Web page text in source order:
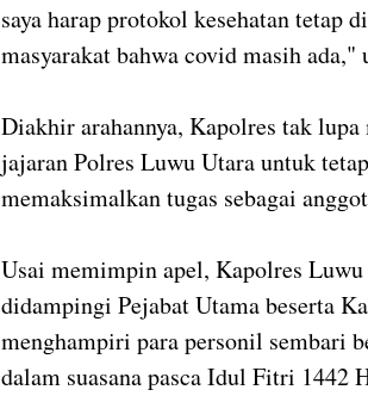
saya harap protokol kesehatan tetap
masyarakat bahwa covid masih ada,"
Diakhir arahannya, Kapolres tak
jajaran Polres Luwu Utara untuk
memaksimalkan tugas sebagai
Usai memimpin apel, Kapolres
didampingi Pejabat Utama beserta
menghampiri para personil sembari
dalam suasana pasca Idul Fitri 1442